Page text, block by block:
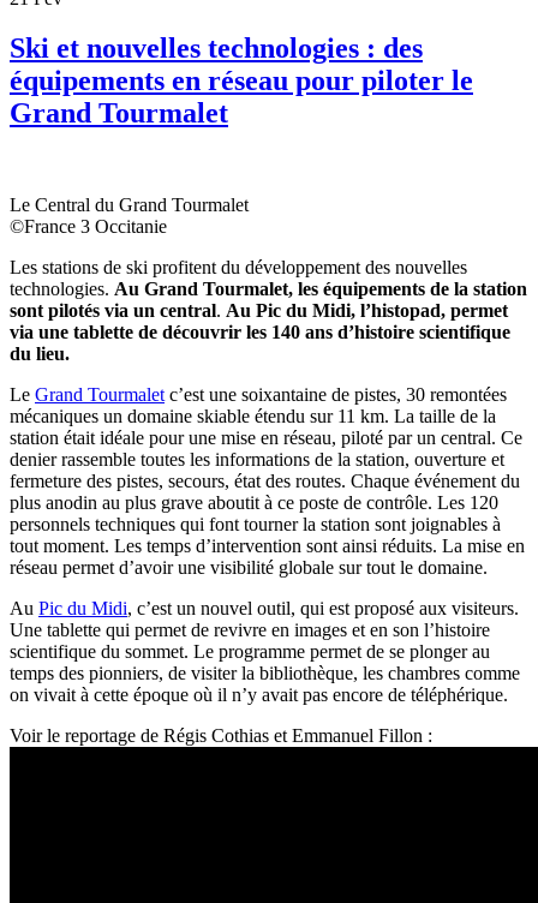
Ski et nouvelles technologies : des
équipements en réseau pour piloter le
Grand Tourmalet
Le Central du Grand Tourmalet
©France 3 Occitanie
Les stations de ski profitent du développement des nouvelles
technologies. Au Grand Tourmalet, les équipements de la station
sont pilotés via un central. Au Pic du Midi, l’histopad, permet
via une tablette de découvrir les 140 ans d’histoire scientifique
du lieu.
Le Grand Tourmalet c’est une soixantaine de pistes, 30 remontées
mécaniques un domaine skiable étendu sur 11 km. La taille de la
station était idéale pour une mise en réseau, piloté par un central. Ce
denier rassemble toutes les informations de la station, ouverture et
fermeture des pistes, secours, état des routes. Chaque événement du
plus anodin au plus grave aboutit à ce poste de contrôle. Les 120
personnels techniques qui font tourner la station sont joignables à
tout moment. Les temps d’intervention sont ainsi réduits. La mise en
réseau permet d’avoir une visibilité globale sur tout le domaine.
Au Pic du Midi, c’est un nouvel outil, qui est proposé aux visiteurs.
Une tablette qui permet de revivre en images et en son l’histoire
scientifique du sommet. Le programme permet de se plonger au
temps des pionniers, de visiter la bibliothèque, les chambres comme
on vivait à cette époque où il n’y avait pas encore de téléphérique.
Voir le reportage de Régis Cothias et Emmanuel Fillon :